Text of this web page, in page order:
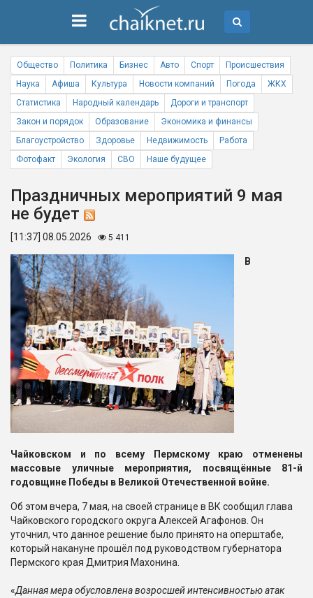
Общество Политика Бизнес Авто Спорт
Происшествия
Наука
Афиша Культура Новости компаний Погода
ЖКХ
Статистика
Народный календарь
Дороги и транспорт
Закон и порядок
Образование
Экономика и финансы
Благоустройство
Здоровье Недвижимость
Работа
Фотофакт
Экология СВО Наше будущее
Праздничных мероприятий 9 мая
не будет
[11:37] 08.05.2026 5 411
В
Чайковском и по всему Пермскому краю отменены
массовые уличные мероприятия, посвящённые 81-й
годовщине Победы в Великой Отечественной войне.
Об этом вчера, 7 мая, на своей странице в ВК сообщил глава
Чайковского городского округа Алексей Агафонов. Он
уточнил, что данное решение было принято на оперштабе,
который накануне прошёл под руководством губернатора
Пермского края Дмитрия Махонина.
«Данная мера обусловлена возросшей интенсивностью атак